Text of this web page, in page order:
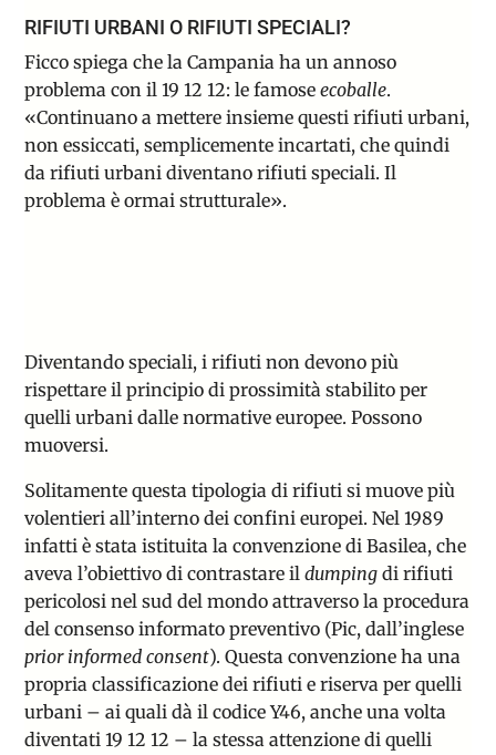
RIFIUTI URBANI O RIFIUTI SPECIALI?
Ficco spiega che la Campania ha un annoso
problema con il 19 12 12: le famoseecoballe.
«Continuano a mettere insieme questi rifiuti urbani,
non essiccati, semplicemente incartati, che quindi
da rifiuti urbani diventano rifiuti speciali.Il
problema è ormai strutturale».
Diventando speciali, i rifiuti non devono più
rispettare il principio di prossimità stabilito per
quelli urbani dalle normative europee. Possono
muoversi.
Solitamente questa tipologia di rifiuti si muove più
volentieri all’interno dei confini europei. Nel 1989
infatti è stata istituita la convenzione di Basilea, che
aveva l’obiettivo di contrastare ildumping di rifiuti
pericolosi nel sud del mondo attraverso la procedura
del consenso informato preventivo (Pic, dall’inglese
prior informed consent). Questa convenzione ha una
propria classificazione dei rifiuti e riserva per quelli
urbani – ai quali dà il codice Y46, anche una volta
diventati 19 12 12 – la stessa attenzione di quelli